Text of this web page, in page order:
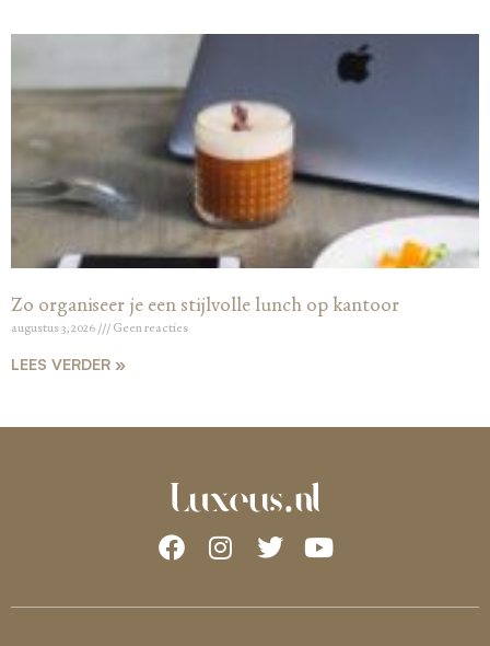
Zo organiseer je een stijlvolle lunch op kantoor
augustus 3, 2026 Geen reacties
LEES VERDER »